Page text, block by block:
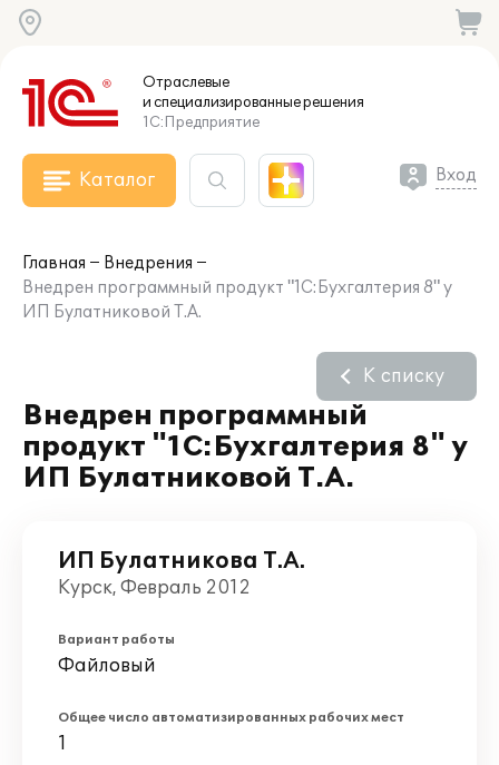
Отраслевые
и специализированныерешения
1С:Предприятие
Каталог Вход
Главная
Внедрения
Внедрен программный продукт "1С:Бухгалтерия 8" у
ИП Булатниковой Т.А.
Внедрен программный
продукт "1С:Бухгалтерия 8" у
ИП Булатниковой Т.А.
К списку
ИП Булатникова Т.А.
Курск, Февраль 2012
Вариант работы
Файловый
Общее число автоматизированных рабочих мест
1